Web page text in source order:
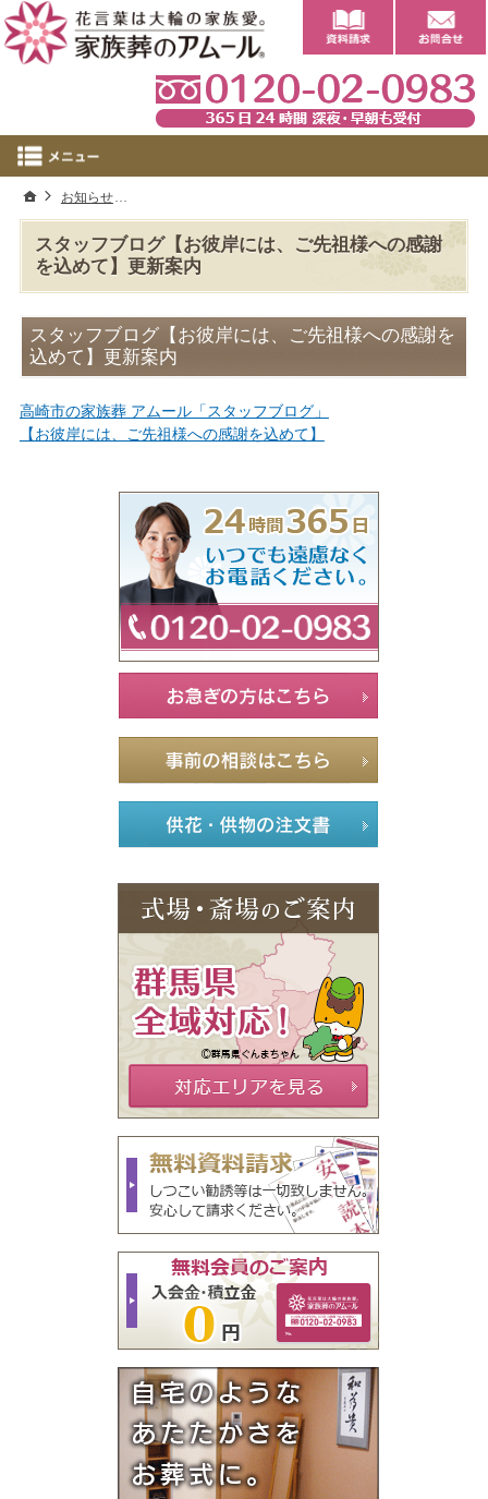
スタッフブログ【お彼岸には、ご先祖様への感謝
を込めて】更新案内
スタッフブログ【お彼岸には、ご先祖様への感謝を
込めて】更新案内
高崎市の家族葬 アムール「スタッフブログ」
【お彼岸には、ご先祖様への感謝を込めて】
ホーム
お知らせ